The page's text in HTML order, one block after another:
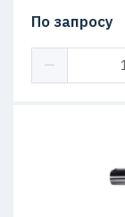
По запросу